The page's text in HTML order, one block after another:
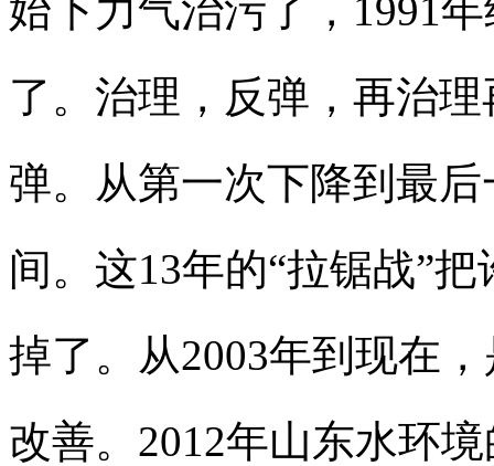
始下力气治污了，1991
了。治理，反弹，再治
弹。从第一次下降到最
间。这13年的“拉锯战”
掉了。从2003年到现在
改善。2012年山东水环